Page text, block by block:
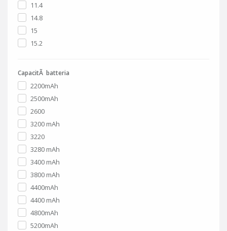
11.4
14.8
15
15.2
CapacitÃ batteria
2200mAh
2500mAh
2600
3200 mAh
3220
3280 mAh
3400 mAh
3800 mAh
4400mAh
4400 mAh
4800mAh
5200mAh